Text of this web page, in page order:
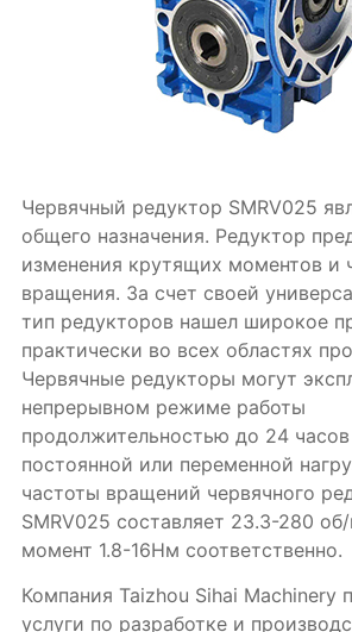
Червячный редуктор SMRV025
общего назначения. Редуктор
изменения крутящих моментов и
вращения. За счет своей
тип редукторов нашел широкое
практически во всех областях
Червячные редукторы могут
непрерывном режиме работы
продолжительностью до 24 часов
постоянной или переменной
частоты вращений червячного
SMRV025 составляет 23.3-280
момент 1.8-16Нм соответственно.
Компания Taizhou Sihai Machinery
услуги по разработке и